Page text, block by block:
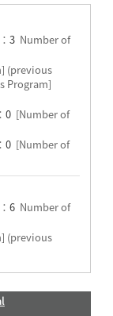
3 Number of
(previous
Program]
0 [Number of
0 [Number of
6 Number of
(previous